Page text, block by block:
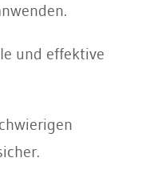
und effektive